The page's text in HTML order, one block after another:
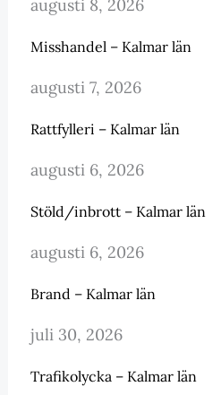
augusti 8, 2026
Misshandel – Kalmar län
augusti 7, 2026
Rattfylleri – Kalmar län
augusti 6, 2026
Stöld/inbrott – Kalmar län
augusti 6, 2026
Brand – Kalmar län
juli 30, 2026
Trafikolycka – Kalmar län